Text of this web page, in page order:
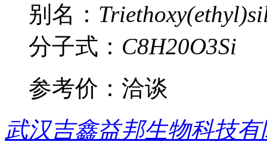
别名：
分子式： C8H20O3Si
参考价： 洽谈
武汉吉鑫益邦生物科技